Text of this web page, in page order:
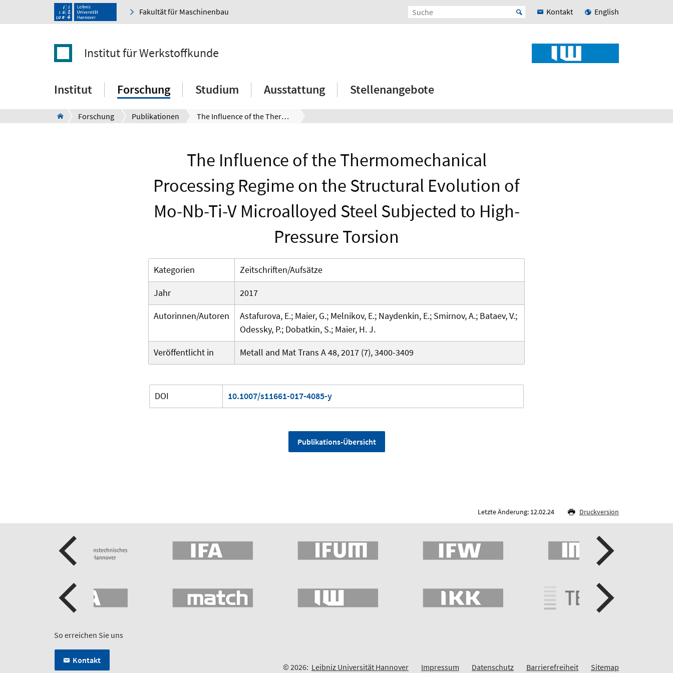
Fakultät für Maschinenbau Kontakt English
Institut für Werkstoffkunde
Institut Forschung Studium Ausstattung Stellenangebote
Forschung Publikationen The Influence of the Thermomechanical Processing Regime on the Structural Evolution of Mo-Nb-Ti-V Microalloyed Steel Subjected to High-Pressure Torsion
The Influence of the Thermomechanical
Processing Regime on the Structural Evolution of
Mo-Nb-Ti-V Microalloyed Steel Subjected to High-
Pressure Torsion
Kategorien
Zeitschriften/Aufsätze
Jahr
2017
Autorinnen/Autoren
Astafurova, E.; Maier, G.; Melnikov, E.; Naydenkin, E.; Smirnov, A.; Bataev, V.;
Odessky, P.; Dobatkin, S.; Maier, H. J.
Veröffentlicht in
Metall and Mat Trans A 48, 2017 (7), 3400-3409
DOI 10.1007/s11661-017-4085-y
Publikations-Übersicht
Letzte Änderung: 12.02.24 Druckversion
So erreichen Sie uns
Kontakt
© 2026: Leibniz Universität Hannover Impressum Datenschutz Barrierefreiheit Sitemap